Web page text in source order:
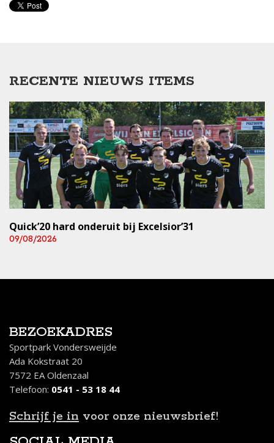
RECENTE NIEUWS ITEMS
Quick’20 hard onderuit bij Excelsior’31
09/08/2026
BEZOEKADRES
Sportpark Vondersweijde
Ada Kokstraat 20
7572 EA Oldenzaal
Telefoon: 0541 - 53 18 44
Schrijf je in voor onze nieuwsbrief!